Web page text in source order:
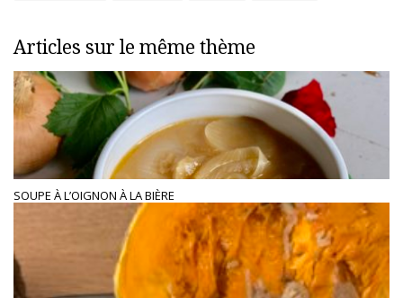
Articles sur le même thème
SOUPE À L’OIGNON À LA BIÈRE